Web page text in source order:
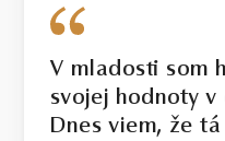
V mladosti som
svojej hodnoty v
Dnes viem, že